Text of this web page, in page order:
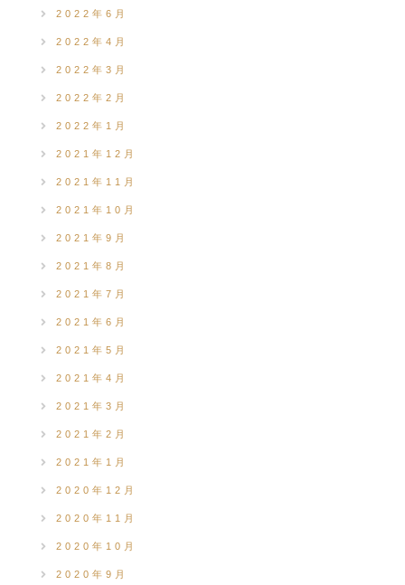
2022年6月
2022年4月
2022年3月
2022年2月
2022年1月
2021年12月
2021年11月
2021年10月
2021年9月
2021年8月
2021年7月
2021年6月
2021年5月
2021年4月
2021年3月
2021年2月
2021年1月
2020年12月
2020年11月
2020年10月
2020年9月